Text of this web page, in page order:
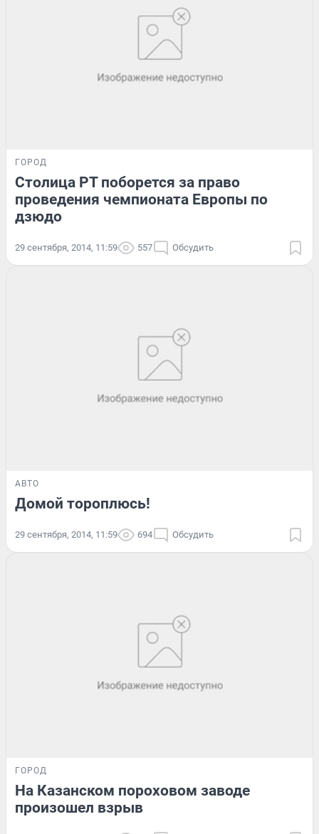
ГОРОД
Столица РТ поборется за право
проведения чемпионата Европы по
дзюдо
29 сентября, 2014, 11:59 557 Обсудить
АВТО
Домой тороплюсь!
29 сентября, 2014, 11:59 694 Обсудить
ГОРОД
На Казанском пороховом заводе
произошел взрыв